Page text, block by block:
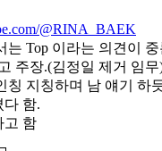
@RINA_BAEK
는 Top 이라는 의견이 중
주장.(김정일 제거 임무
칭 지칭하며 남 얘기 하
다 함.
고 함